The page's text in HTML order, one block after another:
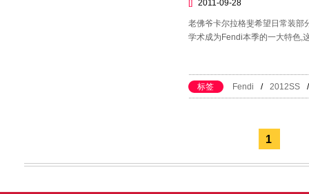
[] 2011-09-28
老佛爷卡尔拉格斐希望日常装部
学术成为Fendi本季的一大特色,
标签 Fendi / 2012SS /
1